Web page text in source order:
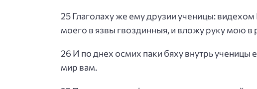
25 Глаголаху же ему друзии ученицы:
моего в язвы гвоздинныя, и вложу руку мою в
26 И по днех осмих паки бяху внутрь
мир вам.